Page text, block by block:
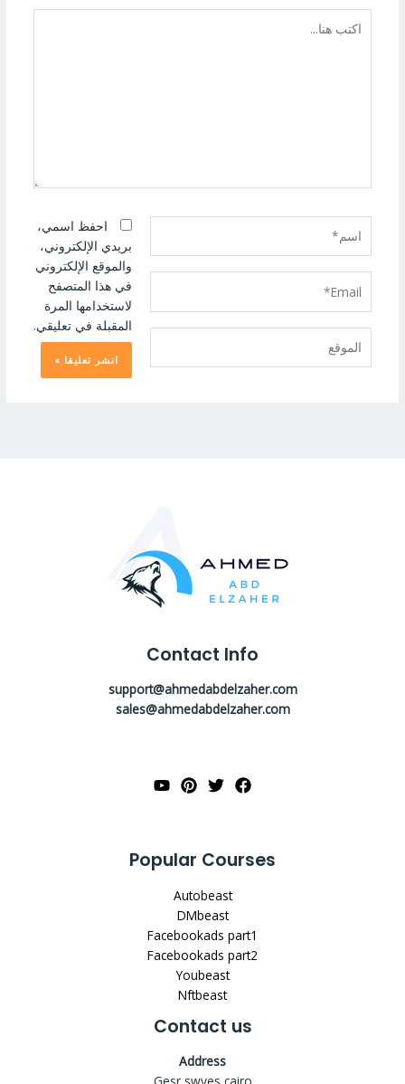
هنا...
احفظ اسمي،
بريدي الإلكتروني،
والموقع الإلكتروني
في هذا المتصفح
لاستخدامها المرة
المقبلة في تعليقي.
Contact Info
support@ahmedabdelzaher.com
sales@ahmedabdelzaher.com
Popular Courses
Autobeast
DMbeast
Facebookads part1
Facebookads part2
Youbeast
Nftbeast
Contact us
Address